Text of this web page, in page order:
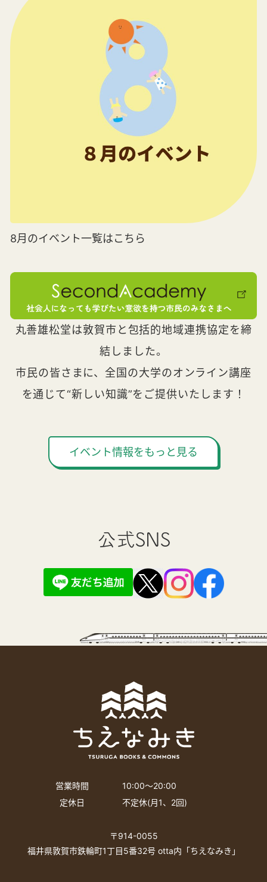
8月のイベント一覧はこちら
丸善雄松堂は敦賀市と包括的地域連携協定を締
結しました。
市民の皆さまに、全国の大学のオンライン講座
を通じて“新しい知識”をご提供いたします！
イベント情報をもっと見る
公式SNS
営業時間
10:00〜20:00
定休日
不定休(月1、2回)
〒914-0055
福井県敦賀市鉄輪町1丁目5番32号 otta内「ちえなみき」